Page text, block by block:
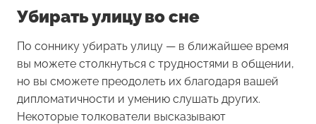
Убирать улицу во сне
По соннику убирать улицу — в ближайшее время
вы можете столкнуться с трудностями в общении,
но вы сможете преодолеть их благодаря вашей
дипломатичности и умению слушать других.
Некоторые толкователи высказывают